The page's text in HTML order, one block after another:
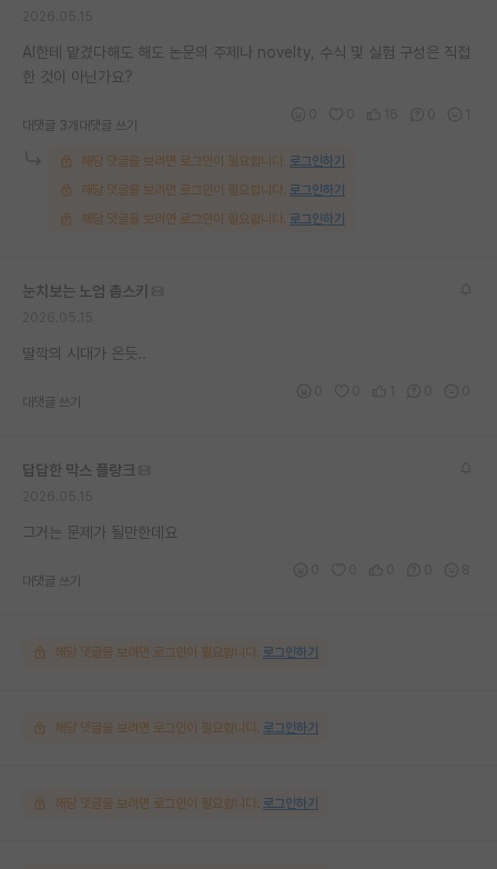
AI한테 맡겼다해도 해도 논문의 주제나 novelty, 수식 및 실험 구성은 직접
한 것이 아닌가요?
대댓글 3개 대댓글 쓰기
해당 댓글을 보려면 로그인이 필요합니다. 로그인하기
해당 댓글을 보려면 로그인이 필요합니다. 로그인하기
해당 댓글을 보려면 로그인이 필요합니다. 로그인하기
눈치보는 노엄 촘스키
딸깍의 시대가 온듯..
대댓글 쓰기
답답한 막스 플랑크
그거는 문제가 될만한데요
대댓글 쓰기
해당 댓글을 보려면 로그인이 필요합니다. 로그인하기
해당 댓글을 보려면 로그인이 필요합니다. 로그인하기
해당 댓글을 보려면 로그인이 필요합니다. 로그인하기